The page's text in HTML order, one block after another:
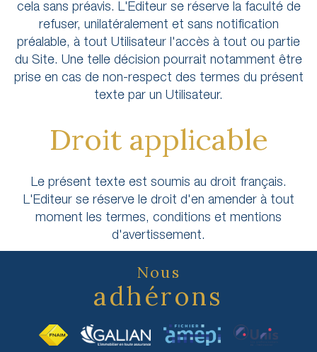
cela sans préavis. L'Editeur se réserve la faculté de
refuser, unilatéralement et sans notification
préalable, à tout Utilisateur l'accès à tout ou partie
du Site. Une telle décision pourrait notamment être
prise en cas de non-respect des termes du présent
texte par un Utilisateur.
Droit applicable
Le présent texte est soumis au droit français.
L'Editeur se réserve le droit d'en amender à tout
moment les termes, conditions et mentions
d'avertissement.
Nous
adhérons